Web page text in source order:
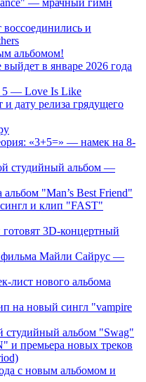
— мрачный гимн
и
альбомом!
в январе 2026 года
5 — Love Is Like
дату релиза грядущего
«3+5=» — намек на 8-
студийный альбом —
"Man’s Best Friend"
и клип "FAST"
3D-концертный
фильма Майли Сайрус —
лист нового альбома
на новый сингл "vampire
студийный альбом "Swag"
и премьера новых треков
с новым альбомом и